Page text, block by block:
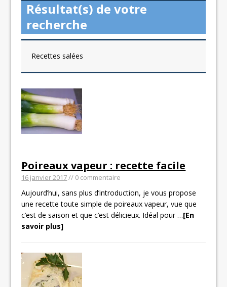
Résultat(s) de votre
recherche
Recettes salées
Poireaux vapeur : recette facile
16 janvier 2017// 0 commentaire
Aujourd’hui, sans plus d’introduction, je vous propose
une recette toute simple de poireaux vapeur, vue que
c’est de saison et que c’est délicieux. Idéal pour…[En
savoir plus]